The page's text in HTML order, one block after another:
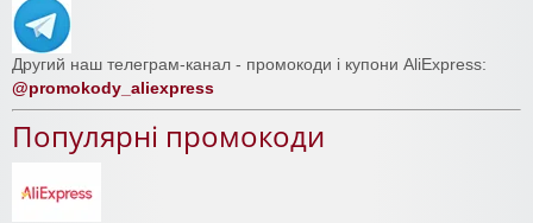
Другий наш телеграм-канал - промокоди і купони AliExpress:
@promokody_aliexpress
Популярні промокоди